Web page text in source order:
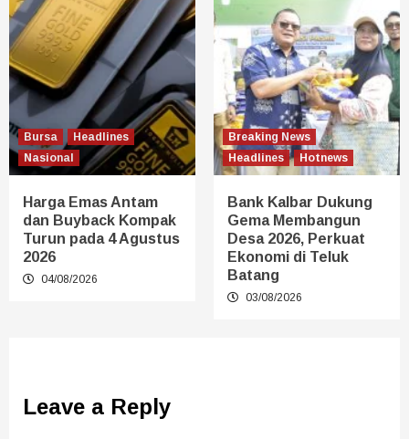
Bursa
Headlines
Nasional
Harga Emas Antam
dan Buyback Kompak
Turun pada 4 Agustus
2026
04/08/2026
Breaking News
Headlines
Hotnews
Bank Kalbar Dukung
Gema Membangun
Desa 2026, Perkuat
Ekonomi di Teluk
Batang
03/08/2026
Leave a Reply